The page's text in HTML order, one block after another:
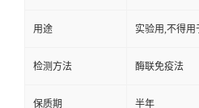
用途 实验用,不得用
检测方法 酶联免疫法
保质期 半年